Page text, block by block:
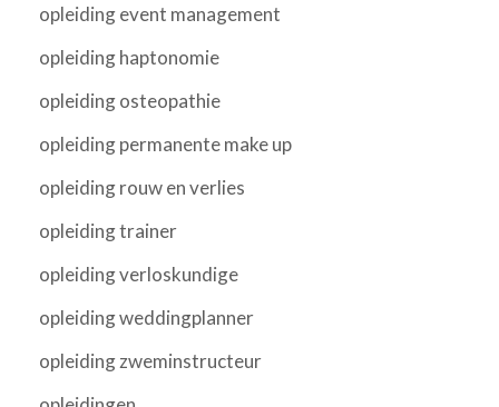
opleiding event management
opleiding haptonomie
opleiding osteopathie
opleiding permanente make up
opleiding rouw en verlies
opleiding trainer
opleiding verloskundige
opleiding weddingplanner
opleiding zweminstructeur